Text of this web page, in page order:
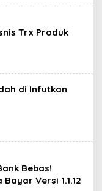
Trx Produk
di Infutkan
Bebas!
Versi 1.1.12